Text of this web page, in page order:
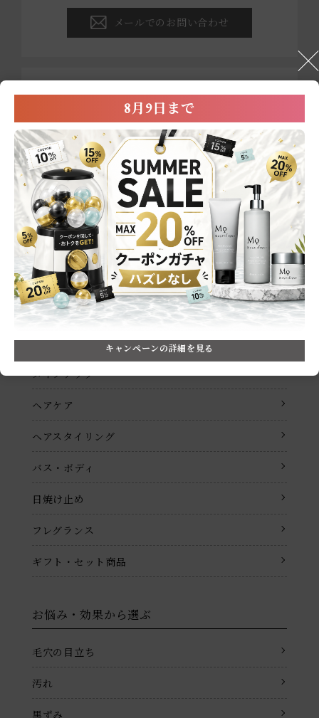
メールでのお問い合わせ
ブランド・商品・店舗での
お買い物に関する
お問い合わせ
0800-222-2202
営業時間：平日9:00～17:00
※祝祭日および年末年始を除く
メールでのお問い合わせ
商品一覧
スキンケア
メイクアップ
ヘアケア
ヘアスタイリング
バス・ボディ
日焼け止め
フレグランス
ギフト・セット商品
お悩み・効果から選ぶ
毛穴の目立ち
汚れ
黒ずみ
8月9日まで
キャンペーンの詳細を見る